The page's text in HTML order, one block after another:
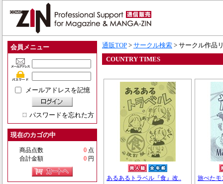
会員メニュー
メールアドレスを記憶
パスワードを忘れた方
現在のカゴの中
商品点数 0 点
合計金額
0 円
通販TOP > サークル検索 > サークル作品
COUNTRY TIMES
あるあるトラベル『食』改..
旅ぺたモ